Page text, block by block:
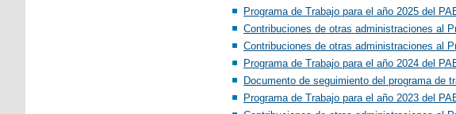
Programa de Trabajo para el año 2025 del
Contribuciones de otras administraciones al
Contribuciones de otras administraciones al
Programa de Trabajo para el año 2024 del
Documento de seguimiento del programa de
Programa de Trabajo para el año 2023 del